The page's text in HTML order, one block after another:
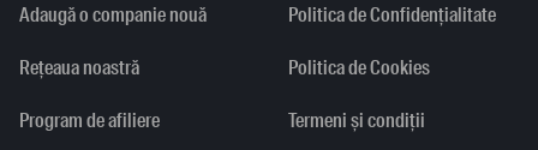
Adaugă o companie nouă
Rețeaua noastră
Program de afiliere
Politica de Confidențialitate
Politica de Cookies
Termeni și condiții